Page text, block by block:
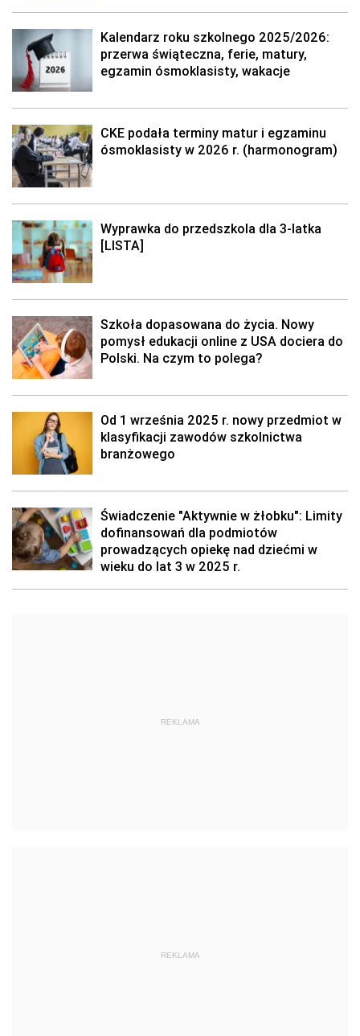
Kalendarz roku szkolnego 2025/2026:
przerwa świąteczna, ferie, matury,
egzamin ósmoklasisty, wakacje
CKE podała terminy matur i egzaminu
ósmoklasisty w 2026 r. (harmonogram)
Wyprawka do przedszkola dla 3-latka
[LISTA]
Szkoła dopasowana do życia. Nowy
pomysł edukacji online z USA dociera do
Polski. Na czym to polega?
Od 1 września 2025 r. nowy przedmiot w
klasyfikacji zawodów szkolnictwa
branżowego
Świadczenie "Aktywnie w żłobku": Limity
dofinansowań dla podmiotów
prowadzących opiekę nad dziećmi w
wieku do lat 3 w 2025 r.
REKLAMA
REKLAMA